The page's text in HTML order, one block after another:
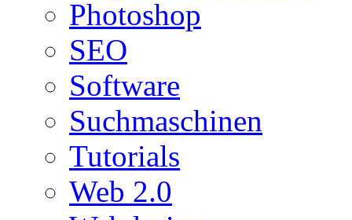
Photoshop
SEO
Software
Suchmaschinen
Tutorials
Web 2.0